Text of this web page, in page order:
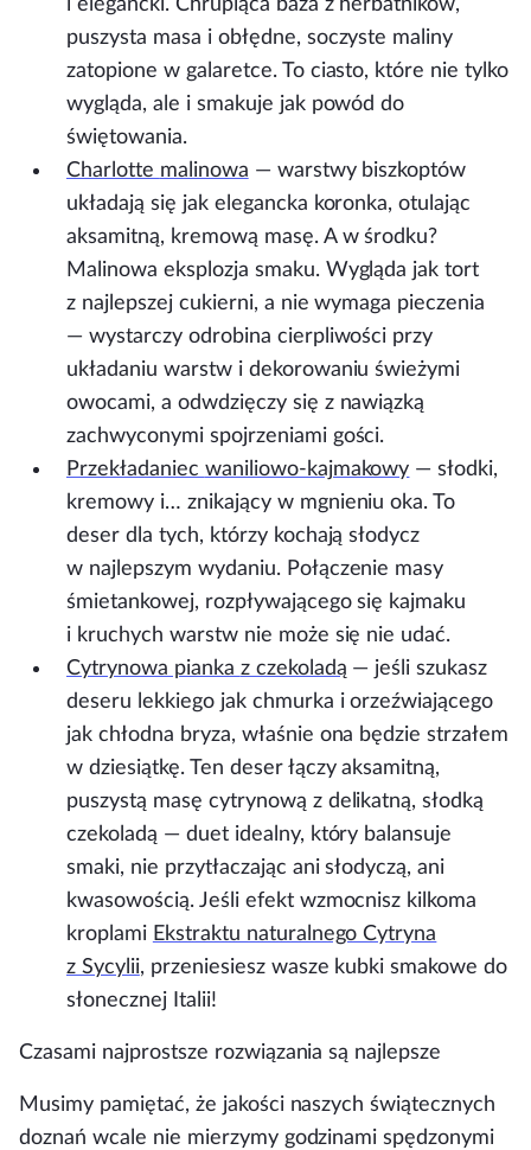
i elegancki. Chrupiąca baza z herbatników,
puszysta masa i obłędne, soczyste maliny
zatopione w galaretce. To ciasto, które nie tylko
wygląda, ale i smakuje jak powód do
świętowania.
Charlotte malinowa — warstwy biszkoptów
układają się jak elegancka koronka, otulając
aksamitną, kremową masę. A w środku?
Malinowa eksplozja smaku. Wygląda jak tort
z najlepszej cukierni, a nie wymaga pieczenia
— wystarczy odrobina cierpliwości przy
układaniu warstw i dekorowaniu świeżymi
owocami, a odwdzięczy się z nawiązką
zachwyconymi spojrzeniami gości.
Przekładaniec waniliowo-kajmakowy — słodki,
kremowy i… znikający w mgnieniu oka. To
deser dla tych, którzy kochają słodycz
w najlepszym wydaniu. Połączenie masy
śmietankowej, rozpływającego się kajmaku
i kruchych warstw nie może się nie udać.
Cytrynowa pianka z czekoladą — jeśli szukasz
deseru lekkiego jak chmurka i orzeźwiającego
jak chłodna bryza, właśnie ona będzie strzałem
w dziesiątkę. Ten deser łączy aksamitną,
puszystą masę cytrynową z delikatną, słodką
czekoladą — duet idealny, który balansuje
smaki, nie przytłaczając ani słodyczą, ani
kwasowością. Jeśli efekt wzmocnisz kilkoma
kroplami Ekstraktu naturalnego Cytryna
z Sycylii, przeniesiesz wasze kubki smakowe do
słonecznej Italii!
Czasami najprostsze rozwiązania są najlepsze
Musimy pamiętać, że jakości naszych świątecznych
doznań wcale nie mierzymy godzinami spędzonymi